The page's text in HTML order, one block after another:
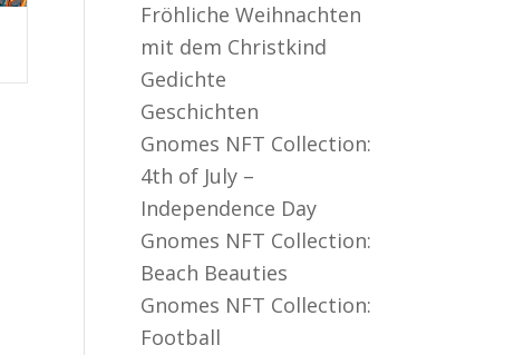
Fröhliche Weihnachten
mit dem Christkind
Gedichte
Geschichten
Gnomes NFT Collection:
4th of July –
Independence Day
Gnomes NFT Collection:
Beach Beauties
Gnomes NFT Collection:
Football